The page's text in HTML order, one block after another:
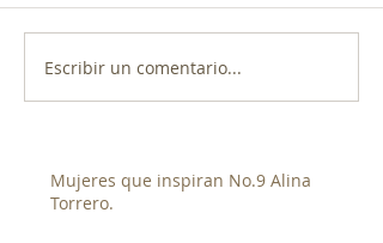
Escribir un comentario...
Mujeres que inspiran No.9 Alina
Torrero.